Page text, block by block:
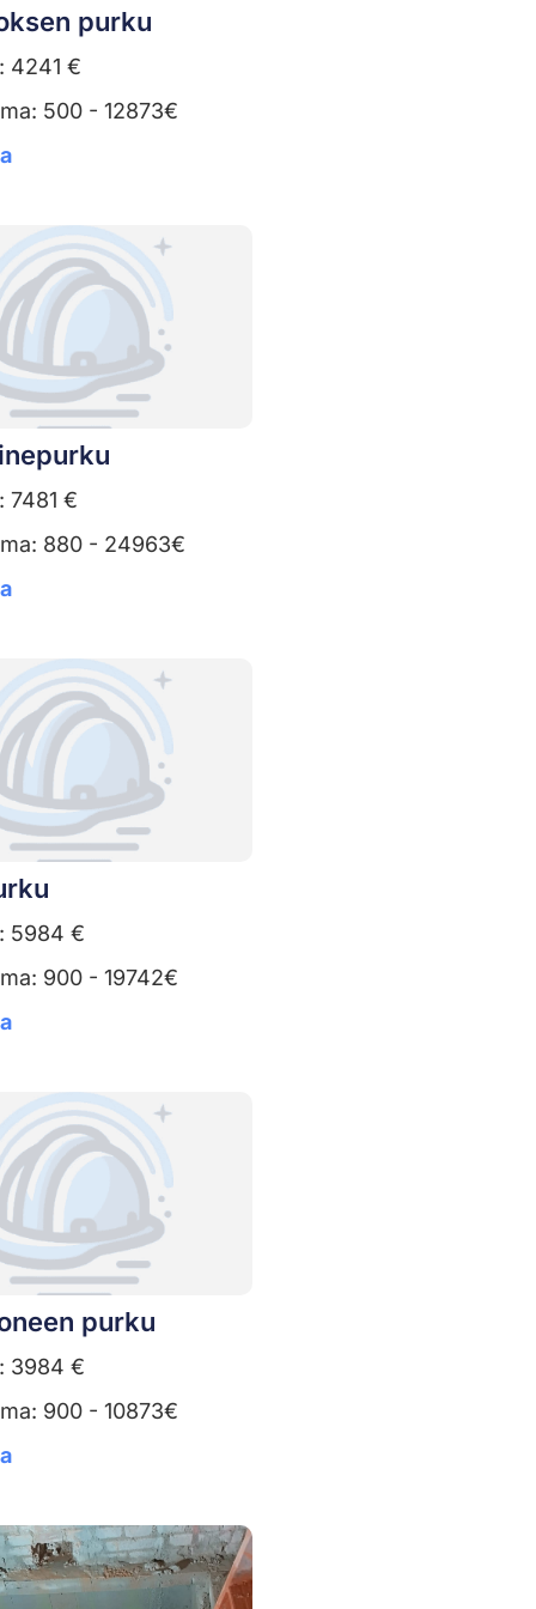
purku
4241 €
500 - 12873€
7481 €
880 - 24963€
5984 €
900 - 19742€
purku
3984 €
900 - 10873€